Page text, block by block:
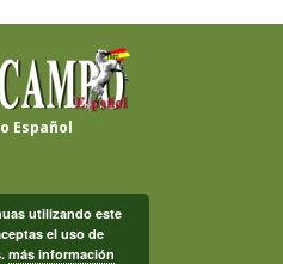
Español
utilizando este
el uso de
más información